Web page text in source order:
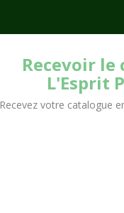
Recevoir le
L'Esprit
Recevez votre catalogue